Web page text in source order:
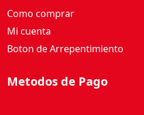
Como comprar
Mi cuenta
Boton de Arrepentimiento
Metodos de Pago